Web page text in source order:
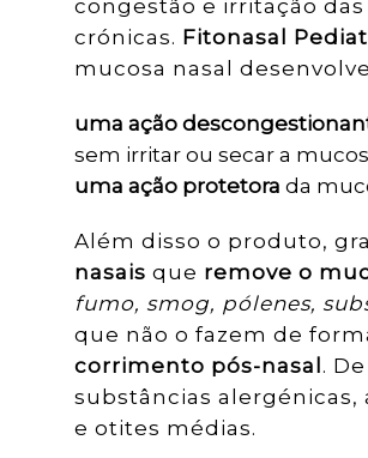
congestão e irritação
crónicas. Fitonasal
mucosa nasal
uma ação
sem irritar ou secar a
uma ação protetora da
Além disso o produto,
nasais que remove o
fumo, smog, pólenes,
que não o fazem de
corrimento pós-nasal .
substâncias
e otites médias.